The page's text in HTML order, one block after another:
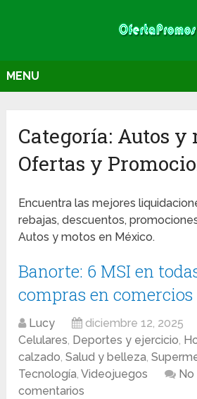
MENU
Categoría: Autos y
Ofertas y
Encuentra las mejores
rebajas, descuentos,
Autos y motos en México.
Banorte: 6 MSI en
compras en
Lucy diciembre 12, 2025
Celulares, Deportes y ejercicio,
calzado,Salud y belleza,
Tecnología,Videojuegos
comentarios